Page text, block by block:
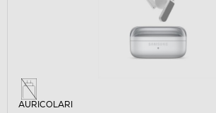
AURICOLARI